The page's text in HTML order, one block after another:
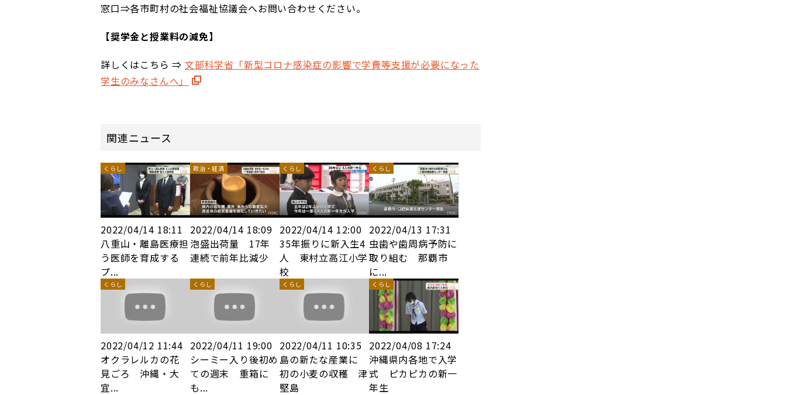
窓口⇒各市町村の社会福祉協議会へお問い合わせください。
【奨学金と授業料の減免】
詳しくはこちら ⇒文部科学省「新型コロナ感染症の影響で学費等支援が必要になった
学生のみなさんへ」
関連ニュース
くらし
2022/04/14 18:11
八重山・離島医療担
う医師を育成する
プ...
政治・経済
2022/04/14 18:09
泡盛出荷量 17年
連続で前年比減少
くらし
2022/04/14 12:00
35年振りに新入生4
人 東村立高江小学
校
くらし
2022/04/13 17:31
虫歯や歯周病予防に
取り組む 那覇市
に...
くらし
2022/04/12 11:44
オクラレルカの花
見ごろ 沖縄・大
宜...
くらし
2022/04/11 19:00
シーミー入り後初め
ての週末 重箱に
も...
くらし
2022/04/11 10:35
島の新たな産業に
初の小麦の収穫 津
堅島
くらし
2022/04/08 17:24
沖縄県内各地で入学
式 ピカピカの新一
年生